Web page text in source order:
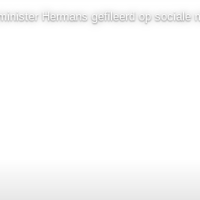
Hermans gefileerd op sociale